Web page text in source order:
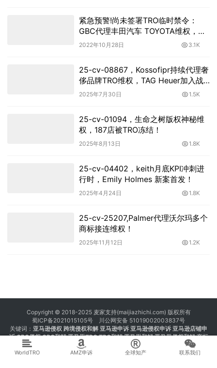
紧急预警!尚未签署TRO临时禁令：
GBC代理丰田汽车 TOYOTA维权，此
案还未冻结赶紧提现并下架
2022年10月28日 3.1K
25-cv-08867，Kossofipr持续代理奢
侈品牌TRO维权，TAG Heuer加入战
斗！
2025年7月30日 1.5K
25-cv-01094，生命之树版权神秘维
权，187店被TRO冻结！
2025年8月13日 1.8K
25-cv-04402，keith月底KPI冲刺进
行时，Emily Holmes 新案首发！
2025年4月24日 1.8K
25-cv-25207,Palmer代理沃尔玛多个
商标接连维权！
2025年11月12日 1.2K
Copyright © 2018-2025 麦家支持(maijiazhichi.com) 版权所有
蜀ICP备2021015105号
川公网安备 51019002003837号
关键词： 亚马逊侵权 跨境侵权和解 亚马逊申诉 亚马逊侵权申诉 亚马逊店铺申
诉 GBC侵权 GBC和解 亚马逊TRO TRO和解 亚马逊和解 亚马逊侵权和解商标
注册 专利注册 版权注册
WorldTRO AMZ申诉 全球知产 联系我们